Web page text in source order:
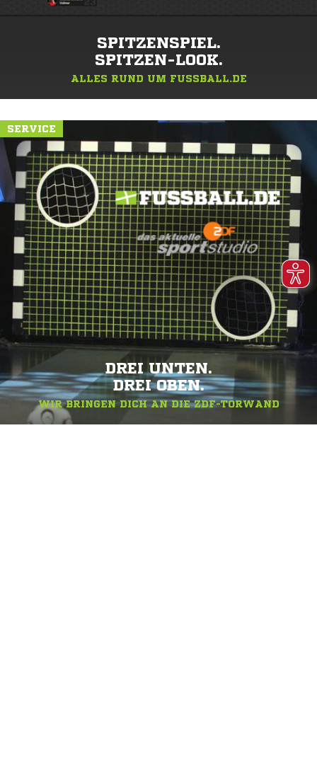
SPITZENSPIEL.
SPITZEN-LOOK.
ALLES RUND UM FUSSBALL.DE
SERVICE
DREI UNTEN.
DREI OBEN.
WIR BRINGEN DICH AN DIE ZDF-TORWAND